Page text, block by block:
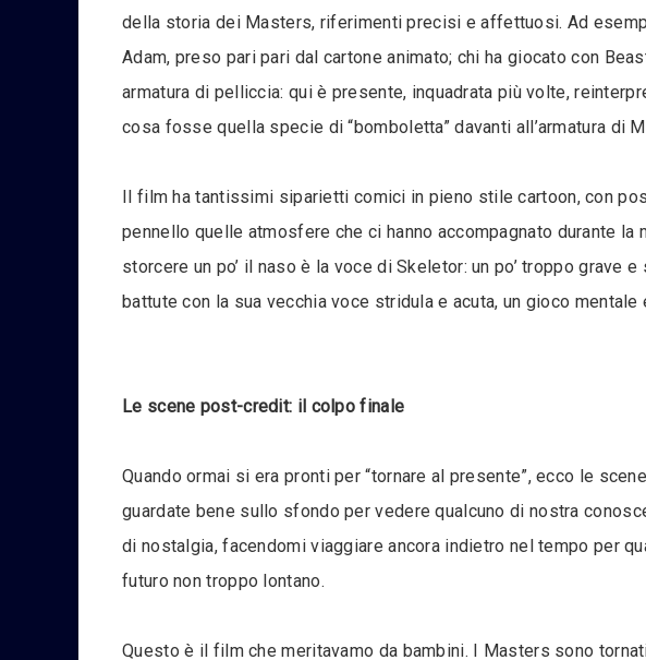
della storia dei Masters, riferimenti precisi e affettuosi. Ad
Adam, preso pari pari dal cartone animato; chi ha giocato con
armatura di pelliccia: qui è presente, inquadrata più volte,
cosa fosse quella specie di “bomboletta” davanti all’armatura di
Il film ha tantissimi siparietti comici in pieno stile cartoon, con
pennello quelle atmosfere che ci hanno accompagnato durante la
storcere un po’ il naso è la voce di Skeletor: un po’ troppo
battute con la sua vecchia voce stridula e acuta, un gioco
Le scene post-credit: il colpo finale
Quando ormai si era pronti per “tornare al presente”, ecco le
guardate bene sullo sfondo per vedere qualcuno di nostra
di nostalgia, facendomi viaggiare ancora indietro nel tempo per
futuro non troppo lontano.
Questo è il film che meritavamo da bambini. I Masters sono